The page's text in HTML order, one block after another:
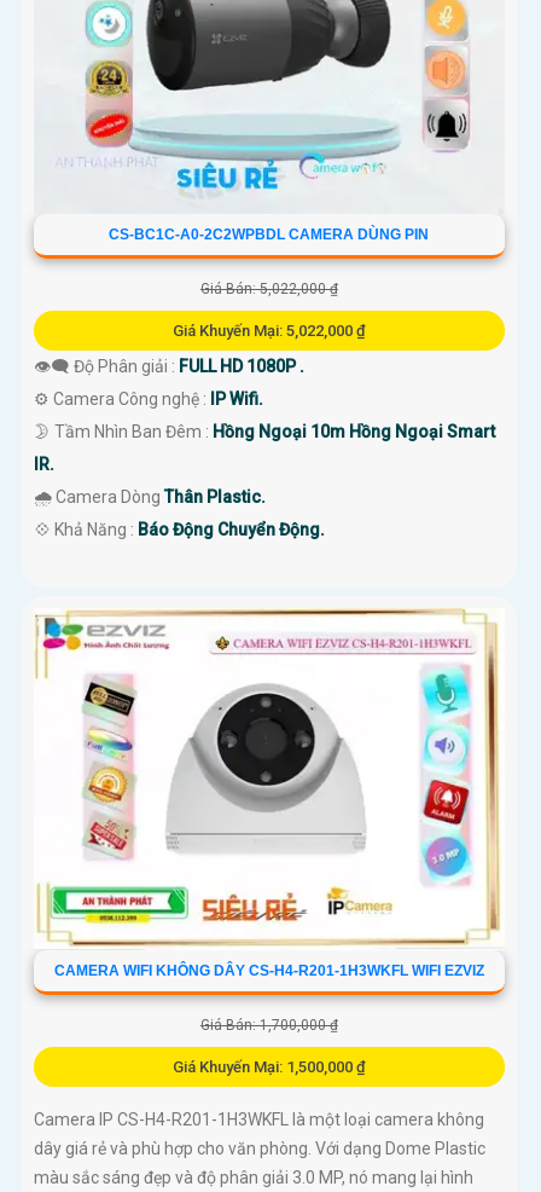
CS-BC1C-A0-2C2WPBDL CAMERA DÙNG PIN
Giá Bán: 5,022,000 ₫
Giá Khuyến Mại: 5,022,000 ₫
👁️‍🗨 Độ Phân giải : FULL HD 1080P .
⚙ Camera Công nghệ :
IP Wifi.
🌛 Tầm Nhìn Ban Đêm : Hồng Ngoại 10m Hồng Ngoại Smart
IR.
🌧️ Camera DòngThân Plastic.
️💠 Khả Năng : Báo Động Chuyển Động.
CAMERA WIFI KHÔNG DÂY CS-H4-R201-1H3WKFL WIFI EZVIZ
Giá Bán: 1,700,000 ₫
Giá Khuyến Mại: 1,500,000 ₫
Camera IP CS-H4-R201-1H3WKFL là một loại camera không
dây giá rẻ và phù hợp cho văn phòng. Với dạng Dome Plastic
màu sắc sáng đẹp và độ phân giải 3.0 MP, nó mang lại hình